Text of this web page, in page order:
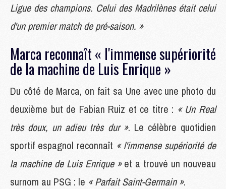
Ligue des champions. Celui des Madrilènes était celui
d'un premier match de pré-saison. »
Marca reconnaît « l'immense supériorité
de la machine de Luis Enrique »
Du côté de Marca, on fait sa Une avec une photo du
deuxième but de Fabian Ruiz et ce titre : « Un Real
très doux, un adieu très dur ». Le célèbre quotidien
sportif espagnol reconnaît « l'immense supériorité de
la machine de Luis Enrique »et a trouvé un nouveau
surnom au PSG : le « Parfait Saint-Germain ».